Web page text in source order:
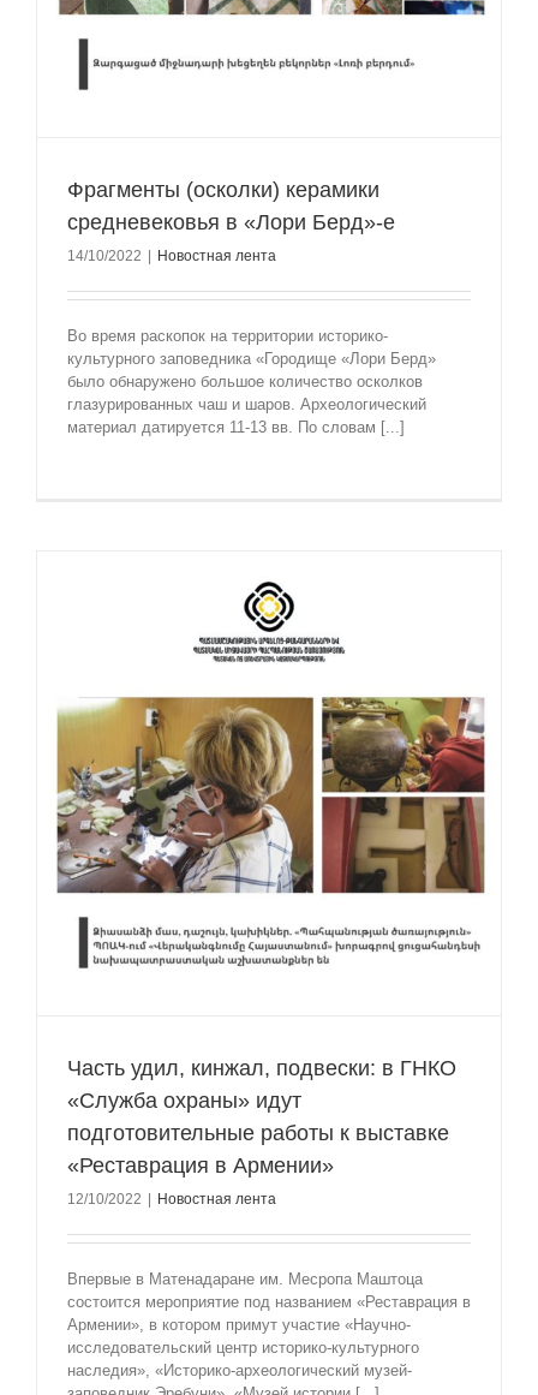
Фрагменты (осколки) керамики
средневековья в «Лори Берд»-е
14/10/2022 Новостная лента
Во время раскопок на территории историко-
культурного заповедника «Городище «Лори Берд»
было обнаружено большое количество осколков
глазурированных чаш и шаров. Археологический
материал датируется 11-13 вв. По словам [...]
Часть удил, кинжал, подвески: в ГНКО
«Служба охраны» идут
подготовительные работы к выставке
«Реставрация в Армении»
12/10/2022 Новостная лента
Впервые в Матенадаране им. Месропа Маштоца
состоится мероприятие под названием «Реставрация в
Армении», в котором примут участие «Научно-
исследовательский центр историко-культурного
наследия», «Историко-археологический музей-